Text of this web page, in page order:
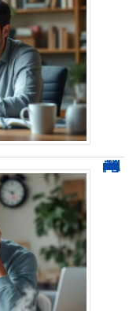
0270 démarchage : comment repérer, bloquer et signaler ces appels